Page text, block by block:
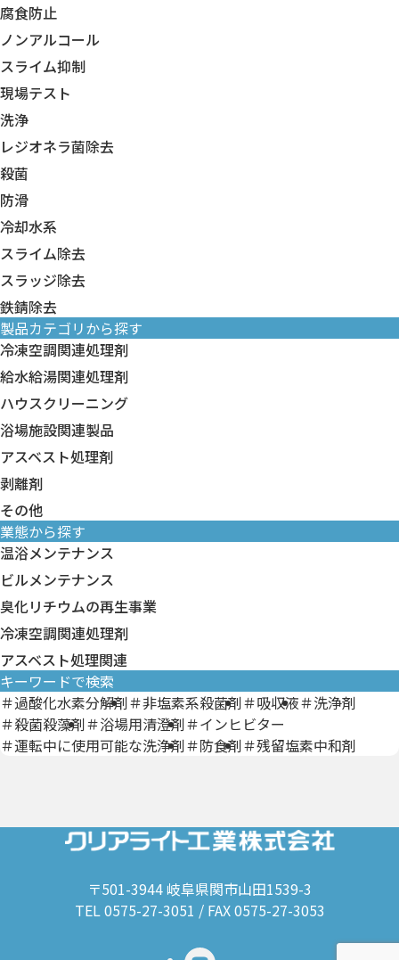
腐食防止
ノンアルコール
スライム抑制
現場テスト
洗浄
レジオネラ菌除去
殺菌
防滑
冷却水系
スライム除去
スラッジ除去
鉄錆除去
製品カテゴリから探す
冷凍空調関連処理剤
冷凍空調関連処理剤すべて
臭化リチウム 関連製品
冷却水系
冷温水系
フィンフィルター系
給水給湯関連処理剤
給水給湯関連処理剤すべて
給水給湯 洗浄剤
給水給湯 水処理剤
ハウスクリーニング
ハウスクリーニングすべて
壁面・床面洗浄剤
壁面・床面コート剤
排水管洗浄剤
カビ除去剤
トイレ洗浄剤
白木洗浄剤
厨房用洗浄剤
浴場施設関連製品
浴場施設関連製品すべて
循環配管・ろ過器洗浄剤
防滑剤
温泉スケール抑制剤
浴場清掃薬剤
浴槽水衛生管理薬剤
アスベスト処理剤
アスベスト処理剤すべて
アスベスト処理剤
剥離剤
剥離剤すべて
鋼構造物用水系塗膜剥離剤
建築用塗膜剥離剤
その他
その他すべて
装置・機器類
分析キット・試験紙
業態から探す
温浴メンテナンス
ビルメンテナンス
臭化リチウムの再生事業
冷凍空調関連処理剤
アスベスト処理関連
キーワードで検索
＃過酸化水素分解剤＃非塩素系殺菌剤＃吸収液＃洗浄剤
＃殺菌殺藻剤＃浴場用清澄剤＃インヒビター
＃運転中に使用可能な洗浄剤＃防食剤＃残留塩素中和剤
〒501-3944 岐阜県関市山田1539-3
TEL 0575-27-3051 / FAX 0575-27-3053